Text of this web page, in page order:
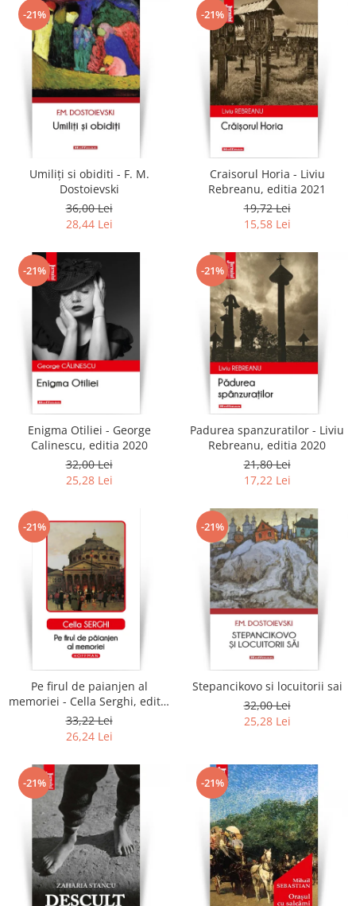
-21%
Umiliți si obiditi - F. M.
Dostoievski
36,00 Lei
28,44 Lei
-21%
Craisorul Horia - Liviu
Rebreanu, editia 2021
19,72 Lei
15,58 Lei
-21%
Enigma Otiliei - George
Calinescu, editia 2020
32,00 Lei
25,28 Lei
-21%
Padurea spanzuratilor - Liviu
Rebreanu, editia 2020
21,80 Lei
17,22 Lei
-21%
Pe firul de paianjen al
memoriei - Cella Serghi, editia
2020
33,22 Lei
26,24 Lei
-21%
Stepancikovo si locuitorii sai
32,00 Lei
25,28 Lei
-21% -21%